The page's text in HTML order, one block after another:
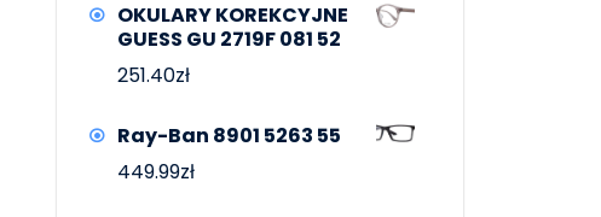
OKULARY KOREKCYJNE
GUESS GU 2719F 081 52
251.40zł
Ray-Ban 8901 5263 55
449.99zł